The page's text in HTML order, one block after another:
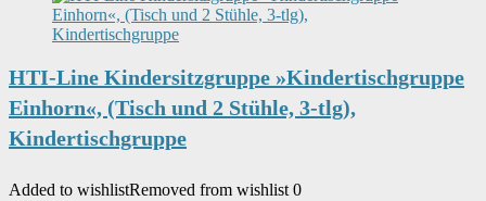
HTI-Line Kindersitzgruppe »Kindertischgruppe
Einhorn«, (Tisch und 2 Stühle, 3-tlg),
Kindertischgruppe
Added to wishlistRemoved from wishlist 0